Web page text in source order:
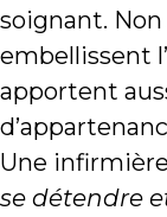
soignant.
embellissent
apportent
Une
se détendre